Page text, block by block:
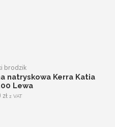
brodzik
natryskowa Kerra Katia
Lewa
zł z VAT